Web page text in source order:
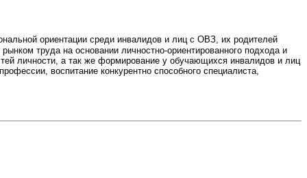
ориентации среди инвалидов и лиц с ОВЗ, их родителей
труда на основании личностно-ориентированного подхода и
личности, а так же формирование у обучающихся инвалидов и лиц
воспитание конкурентно способного специалиста,